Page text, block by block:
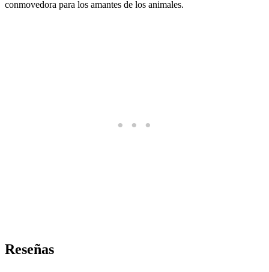
conmovedora para los amantes de los animales.
Reseñas